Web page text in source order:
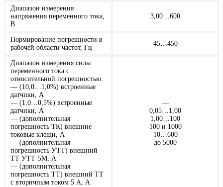
Диапазон измерения
напряжения переменного тока,
В
3,00…600
Нормирование погрешности в
рабочей области частот, Гц
45…450
Диапазон измерения силы
переменного тока с
относительной погрешностью:
— (10,0…1,0%) встроенные
датчики, А
— (1,0…0,5%) встроенные
датчики, А
— (дополнительная
погрешность ТК) внешние
токовые клещи, А
— (дополнительная
погрешность УТТ) внешний
ТТ УТТ-5М, А
— (дополнительная
погрешность ТТ) внешний ТТ
с вторичным током 5 А, А
—
0,05…1,00
1,00…100
100 и 1000
10…600
до 5000